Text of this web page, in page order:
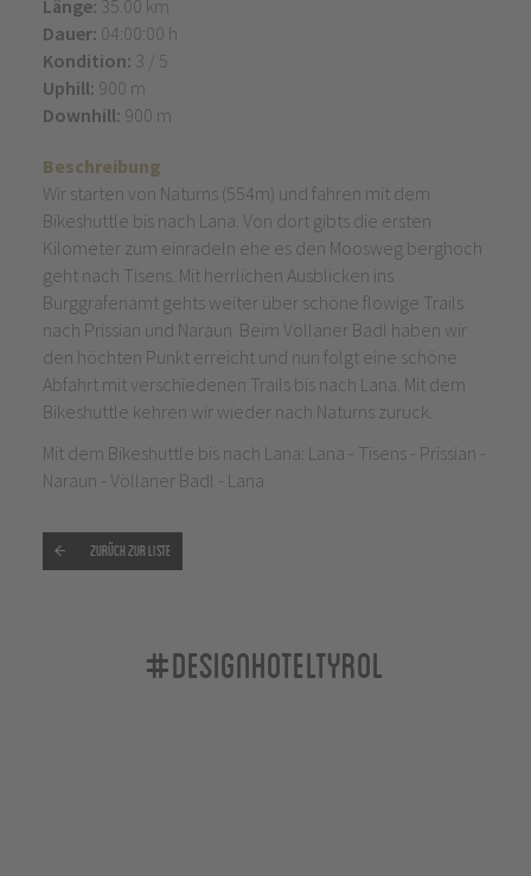
Länge: 35.00 km
Dauer: 04:00:00 h
Kondition: 3 / 5
Uphill: 900 m
Downhill: 900 m
Beschreibung
Wir starten von Naturns (554m) und fahren mit dem
Bikeshuttle bis nach Lana. Von dort gibts die ersten
Kilometer zum einradeln ehe es den Moosweg berghoch
geht nach Tisens. Mit herrlichen Ausblicken ins
Burggrafenamt gehts weiter über schöne flowige Trails
nach Prissian und Naraun. Beim Völlaner Badl haben wir
den höchten Punkt erreicht und nun folgt eine schöne
Abfahrt mit verschiedenen Trails bis nach Lana. Mit dem
Bikeshuttle kehren wir wieder nach Naturns zurück.
Mit dem Bikeshuttle bis nach Lana: Lana - Tisens - Prissian -
Naraun - Völlaner Badl - Lana
Zurück zur Liste
#designhoteltyrol